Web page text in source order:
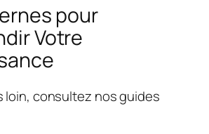
pour
Votre
loin, consultez nos guides